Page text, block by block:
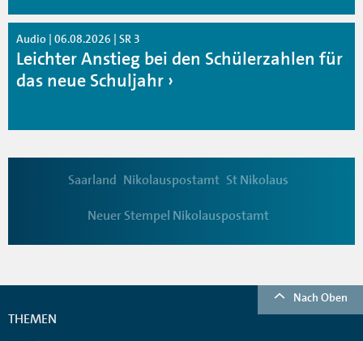
Audio | 06.08.2026 | SR 3
Leichter Anstieg bei den Schülerzahlen für
das neue Schuljahr
Saarland Nikolauspostamt St Nikolaus
Neuer Stempel Nikolauspostamt
Nach Oben
THEMEN